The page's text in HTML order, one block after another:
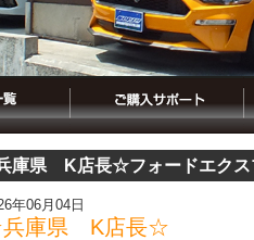
庫県 K店長☆フォードエクス
年06月04日
庫県 K店長☆